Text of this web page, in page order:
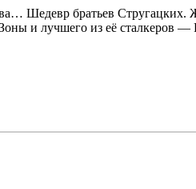
Шедевр братьев Стругацких.
и лучшего из её сталкеров